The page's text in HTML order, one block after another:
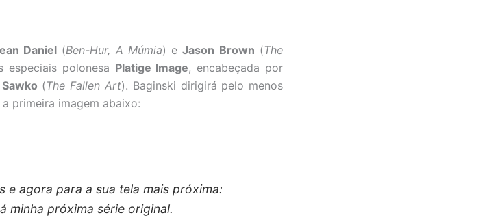
Daniel (Ben-Hur, A Múmia) eJason Brown (The
polonesa Platige Image, encabeçada por
(The Fallen Art). Baginski dirigirá pelo menos
primeira imagem abaixo:
e agora para a sua tela mais próxima:
minha próxima série original.